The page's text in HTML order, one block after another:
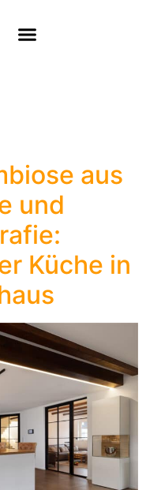
aus
und
Küche in